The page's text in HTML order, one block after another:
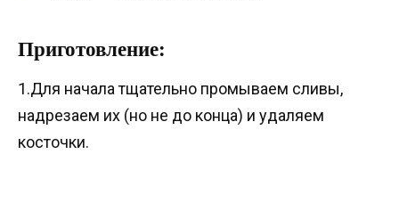
Приготовление:
1.Для начала тщательно промываем сливы,
надрезаем их (но не до конца) и удаляем
косточки.